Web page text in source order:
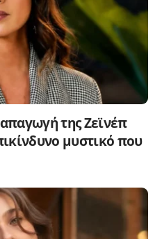
της Ζεϊνέπ
μυστικό που